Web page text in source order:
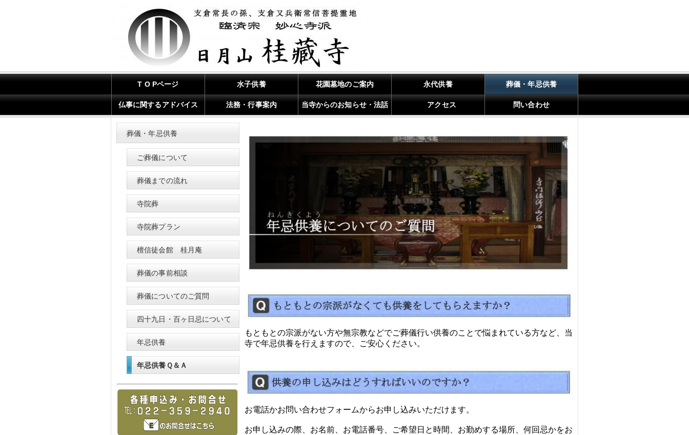
T O Pページ 水子供養 花園墓地のご案内 永代供養 葬儀・年忌供養
仏事に関するアドバイス 法務・行事案内 当寺からのお知らせ・法話 アクセス 問い合わせ
もともとの宗派がない方や無宗教などでご葬儀行い供養のことで悩まれている方など、当
寺で年忌供養を行えますので、ご安心ください。
お電話かお問い合わせフォームからお申し込みいただけます。
お申し込みの際、お名前、お電話番号、ご希望日と時間、お勤めする場所、何回忌かをお
葬儀・年忌供養
ご葬儀について
葬儀までの流れ
寺院葬
寺院葬プラン
檀信徒会館 桂月庵
葬儀の事前相談
葬儀についてのご質問
四十九日・百ヶ日忌について
年忌供養
年忌供養Ｑ＆Ａ